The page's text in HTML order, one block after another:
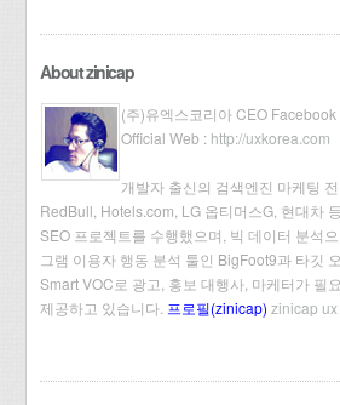
About zinicap
(주)유엑스코리아 CEO Facebook
Official Web : http://uxkorea.com
개발자 출신의 검색엔진 마케팅
RedBull, Hotels.com, LG 옵티머스G, 현대차
SEO 프로젝트를 수행했으며, 빅 데이터 분석
그램 이용자 행동 분석 툴인 BigFoot9과 타깃
Smart VOC로 광고, 홍보 대행사, 마케터가 필
제공하고 있습니다. 프로필(zinicap) zinicap ux